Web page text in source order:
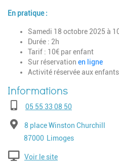
En pratique :
Samedi 18 octobre 2025 à
Durée : 2h
Tarif : 10€ par enfant
Sur réservation en ligne
Activité réservée aux enfants
Téléphone05 55 33 08 50
Adresse8 place Winston Churchill
Code postal
87000 Ville
Limoges
Voir le site